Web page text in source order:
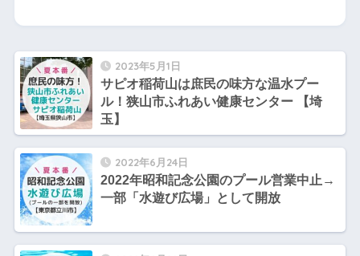
2023年5月1日
サピオ稲荷山は庶民の味方な温水プー
ル！狭山市ふれあい健康センター 【埼
玉】
2022年6月24日
2022年昭和記念公園のプール営業中止→
一部「水遊び広場」として開放